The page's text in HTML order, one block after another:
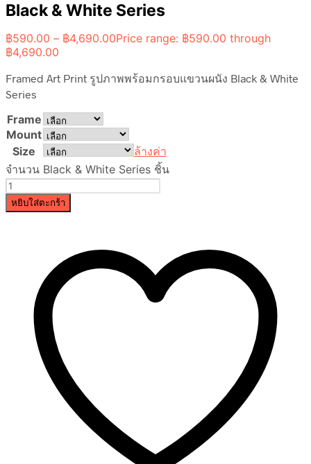
Black & White Series
฿590.00 – ฿4,690.00Price range: ฿590.00 through
฿4,690.00
Framed Art Print รูปภาพพร้อมกรอบแขวนผนัง Black & White
Series
Frame
Mount
Size
ล้างค่า
จำนวน Black & White Series ชิ้น
หยิบใส่ตะกร้า